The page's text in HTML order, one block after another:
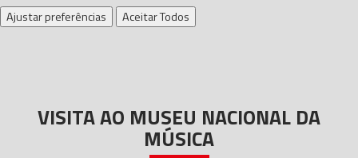
Ajustar preferências Aceitar Todos
VISITA AO MUSEU NACIONAL DA
MÚSICA